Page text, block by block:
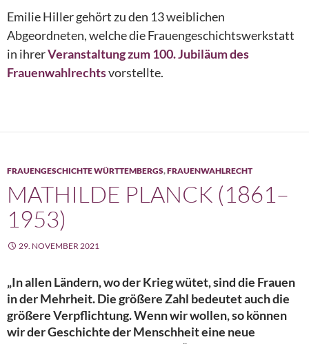
Emilie Hiller gehört zu den 13 weiblichen
Abgeordneten, welche die Frauengeschichtswerkstatt
in ihrerVeranstaltung zum 100. Jubiläum des
Frauenwahlrechtsvorstellte.
FRAUENGESCHICHTE WÜRTTEMBERGS,FRAUENWAHLRECHT
MATHILDE PLANCK (1861–
1953)
29. NOVEMBER 2021
„In allen Ländern, wo der Krieg wütet, sind die Frauen
in der Mehrheit. Die größere Zahl bedeutet auch die
größere Verpflichtung. Wenn wir wollen, so können
wir der Geschichte der Menschheit eine neue